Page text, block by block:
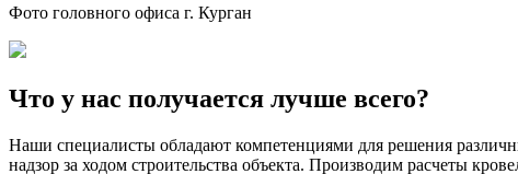
Фото головного офиса г. Курган
Что у нас получается лучше всего?
Наши специалисты обладают компетенциями для решения
надзор за ходом строительства объекта. Производим расчеты